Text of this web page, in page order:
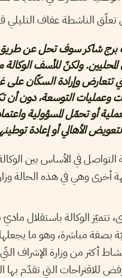
الناشطة عفاف التليلي
شاكر سوف تحل عن
ولكنّ للأسف
تتعارض وإرادة السكّان على
وعمليات التوسعة، دون أن
أو تحمّل المسؤولية
الأهالي أو إعادة
في الأساس بين
أخرى وهي في هذه الحالة
تتميّز الوكالة باستقلال
بصفة مباشرة، وهو ما
أكثر من وزارة الإشراف
للاقتراحات التي تقدّم بها